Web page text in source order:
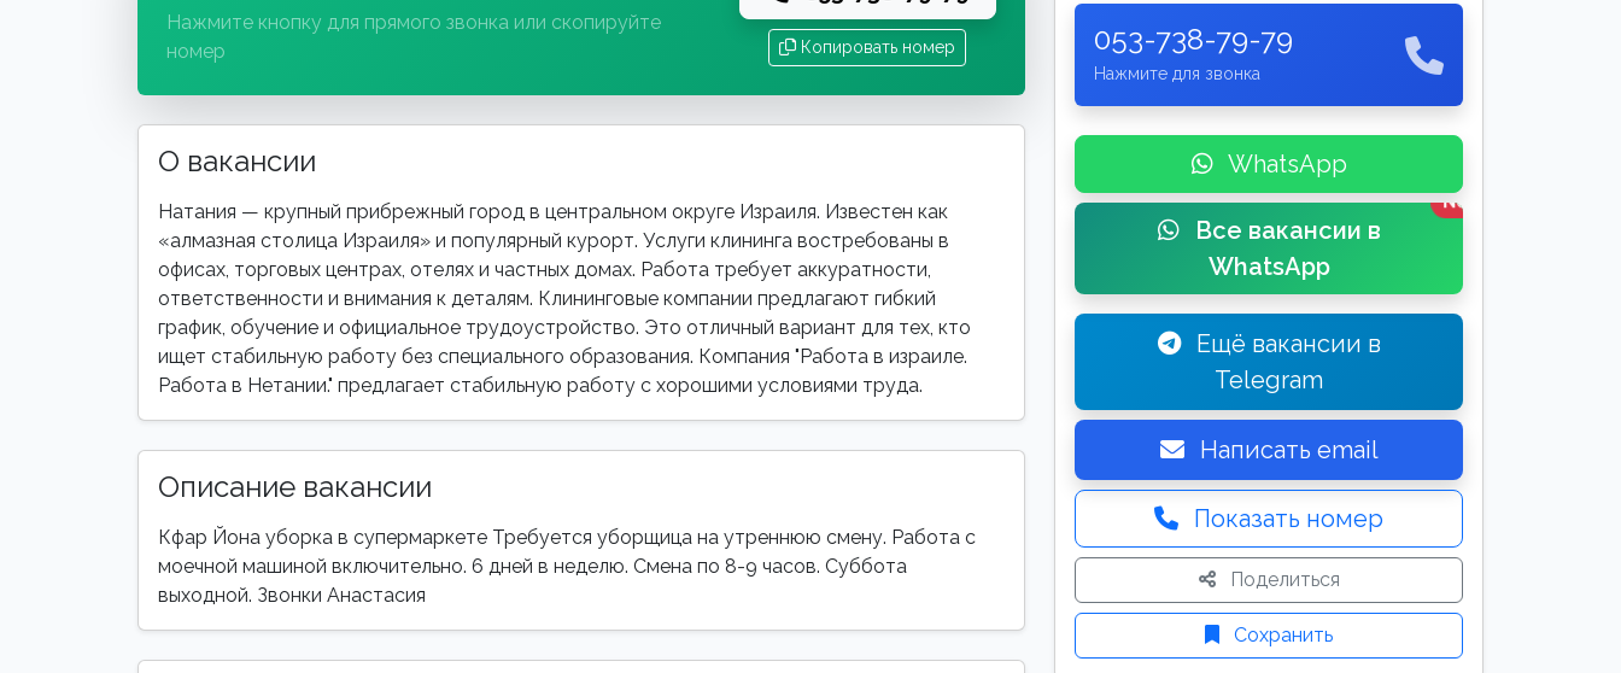
Нажмите кнопку для прямого звонка или скопируйте
номер
Копировать номер
О вакансии
Натания — крупный прибрежный город в центральном округе Израиля. Известен как
«алмазная столица Израиля» и популярный курорт. Услуги клининга востребованы в
офисах, торговых центрах, отелях и частных домах. Работа требует аккуратности,
ответственности и внимания к деталям. Клининговые компании предлагают гибкий
график, обучение и официальное трудоустройство. Это отличный вариант для тех, кто
ищет стабильную работу без специального образования. Компания "Работа в израиле.
Работа в Нетании." предлагает стабильную работу с хорошими условиями труда.
Описание вакансии
Кфар Йона уборка в супермаркете Требуется уборщица на утреннюю смену. Работа с
моечной машиной включительно. 6 дней в неделю. Смена по 8-9 часов. Суббота
выходной. Звонки Анастасия
053-738-79-79
Нажмите для звонка
WhatsApp
Все вакансии в
WhatsApp
New
Ещё вакансии в
Telegram
Написать email
Показать номер
Поделиться
Сохранить